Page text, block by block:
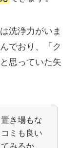
洗浄力がいま
でおり、「ク
思っていた矢
き場もな
ミも良い